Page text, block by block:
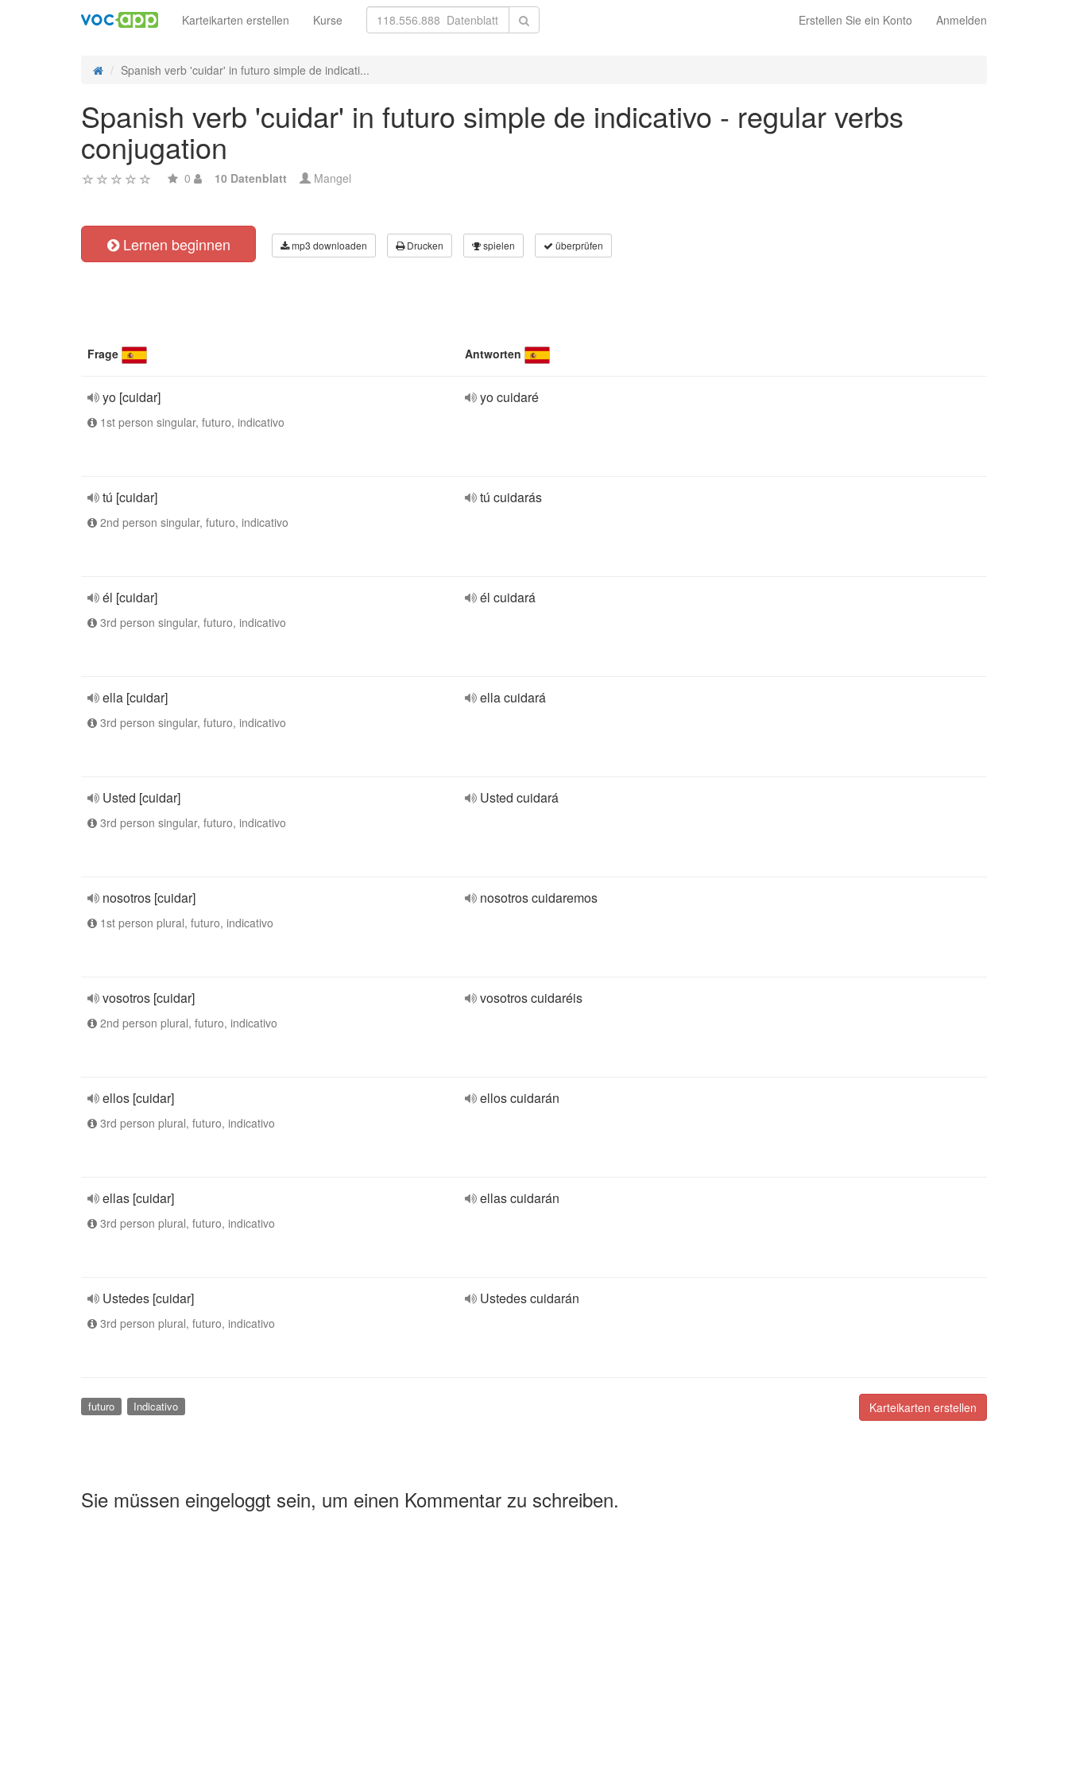
Erstellen Sie ein Konto Anmelden
Karteikarten erstellen Kurse
Spanish verb 'cuidar' in futuro simple de indicati...
Spanish verb 'cuidar' in futuro simple de indicativo - regular verbs
conjugation
0 10 Datenblatt Mangel
Lernen beginnen mp3 downloaden Drucken spielen überprüfen
Frage Antworten
yo [cuidar]
1st person singular, futuro, indicativo
yo cuidaré
tú [cuidar]
2nd person singular, futuro, indicativo
tú cuidarás
él [cuidar]
3rd person singular, futuro, indicativo
él cuidará
ella [cuidar]
3rd person singular, futuro, indicativo
ella cuidará
Usted [cuidar]
3rd person singular, futuro, indicativo
Usted cuidará
nosotros [cuidar]
1st person plural, futuro, indicativo
nosotros cuidaremos
vosotros [cuidar]
2nd person plural, futuro, indicativo
vosotros cuidaréis
ellos [cuidar]
3rd person plural, futuro, indicativo
ellos cuidarán
ellas [cuidar]
3rd person plural, futuro, indicativo
ellas cuidarán
Ustedes [cuidar]
3rd person plural, futuro, indicativo
Ustedes cuidarán
Karteikarten erstellen
futuro Indicativo
Sie müssen eingeloggt sein, um einen Kommentar zu schreiben.